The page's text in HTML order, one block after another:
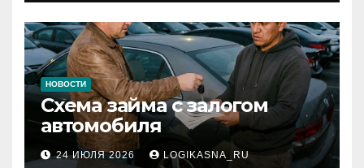
НОВОСТИ
Схема займа с залогом
автомобиля
24 ИЮЛЯ 2026 LOGIKASNA_RU